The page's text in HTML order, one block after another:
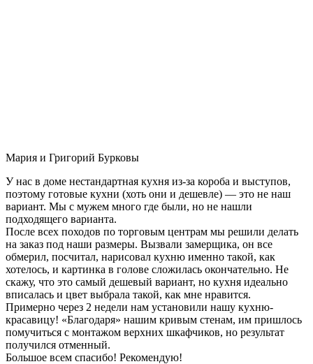
Мария и Григорий Бурковы
У нас в доме нестандартная кухня из-за короба и выступов,
поэтому готовые кухни (хоть они и дешевле) — это не наш
вариант. Мы с мужем много где были, но не нашли
подходящего варианта.
После всех походов по торговым центрам мы решили делать
на заказ под наши размеры. Вызвали замерщика, он все
обмерил, посчитал, нарисовал кухню именно такой, как
хотелось, и картинка в голове сложилась окончательно. Не
скажу, что это самый дешевый вариант, но кухня идеально
вписалась и цвет выбрала такой, как мне нравится.
Примерно через 2 недели нам установили нашу кухню-
красавицу! «Благодаря» нашим кривым стенам, им пришлось
помучиться с монтажом верхних шкафчиков, но результат
получился отменный.
Большое всем спасибо! Рекомендую!